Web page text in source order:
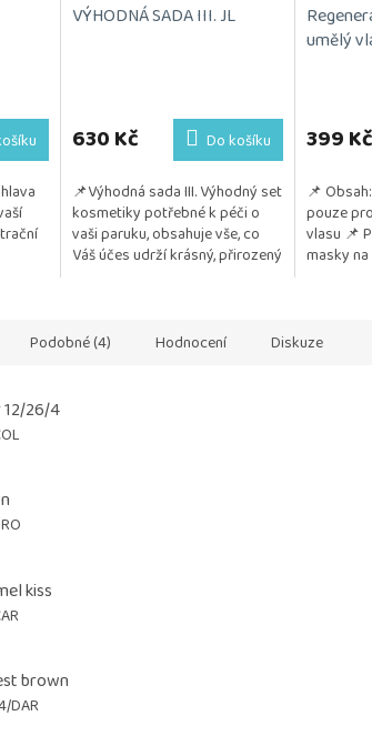
VÝHODNÁ SADA III. JL
produktu
je
z
5
hvězdiček.
630 Kč Do košíku
📌Výhodná sada III. Výhodný set
kosmetiky potřebné k péči o
vaši paruku, obsahuje vše, co
Váš účes udrží krásný, přirozený
umělý
399 Kč
📌
pouze
vlasu 📌
masky
Podobné (4) Hodnocení Diskuze
26/4
kiss
brown
DAR